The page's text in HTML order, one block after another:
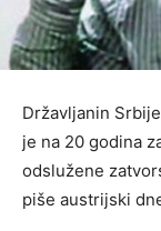
Državljanin
je na 20 godina
odslužene
piše austrijski